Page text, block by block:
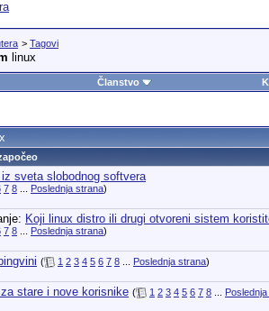
> Tagovi
linux
Članstvo
sveta slobodnog softvera
7 8... Poslednja strana)
Koji linux distro ili drugi otvoreni sistem
7 8... Poslednja strana)
( 1 2 3 4 5 6 7 8... Poslednja strana)
stare i nove korisnike ( 1 2 3 4 5 6 7 8...